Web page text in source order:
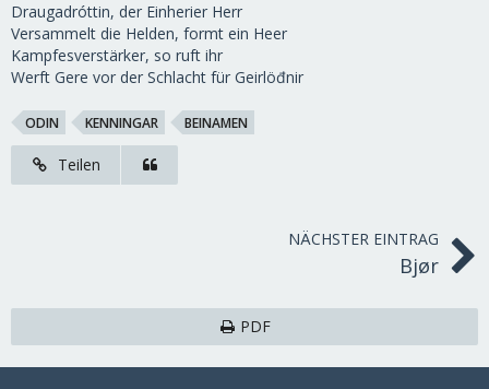
Draugadróttin, der Einherier Herr
Versammelt die Helden, formt ein Heer
Kampfesverstärker, so ruft ihr
Werft Gere vor der Schlacht für Geirlöđnir
ODIN KENNINGAR BEINAMEN
Teilen
NÄCHSTER EINTRAG
Bjør
PDF